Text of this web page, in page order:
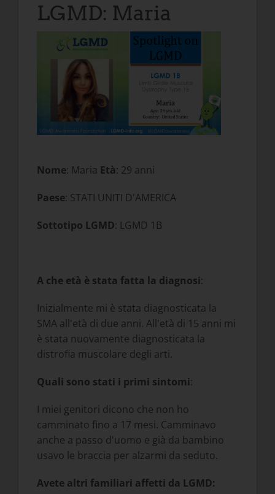
LGMD: Maria
Nome: Maria Età: 29 anni
Paese: STATI UNITI D'AMERICA
Sottotipo LGMD: LGMD 1B
A che età è stata fatta la diagnosi:
Inizialmente mi è stata diagnosticata la
SMA all'età di due anni. All'età di 15 anni mi
è stata nuovamente diagnosticata la
distrofia muscolare degli arti.
Quali sono stati i primi sintomi:
I miei genitori dicono che non ho
camminato fino a 17 mesi. Camminavo
anche a passo d'uomo e già da bambino
usavo le braccia per alzarmi da seduto.
Avete altri familiari affetti da LGMD: